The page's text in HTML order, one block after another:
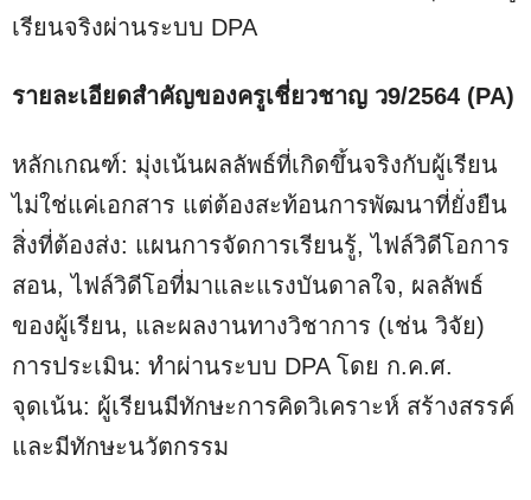
เรียนจริงผ่านระบบ DPA
รายละเอียดสำคัญของครูเชี่ยวชาญ ว9/2564 (PA)
หลักเกณฑ์: มุ่งเน้นผลลัพธ์ที่เกิดขึ้นจริงกับผู้เรียน
ไม่ใช่แค่เอกสาร แต่ต้องสะท้อนการพัฒนาที่ยั่งยืน
สิ่งที่ต้องส่ง: แผนการจัดการเรียนรู้, ไฟล์วิดีโอการ
สอน, ไฟล์วิดีโอที่มาและแรงบันดาลใจ, ผลลัพธ์
ของผู้เรียน, และผลงานทางวิชาการ (เช่น วิจัย)
การประเมิน: ทำผ่านระบบ DPA โดย ก.ค.ศ.
จุดเน้น: ผู้เรียนมีทักษะการคิดวิเคราะห์ สร้างสรรค์
และมีทักษะนวัตกรรม